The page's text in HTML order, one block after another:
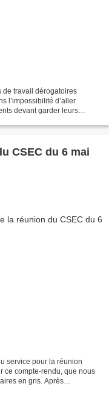
de travail dérogatoires
l’impossibilité d’aller
devant garder leurs
CSEC du 6 mai
service pour la réunion
ce compte-rendu, que nous
en gris. Après